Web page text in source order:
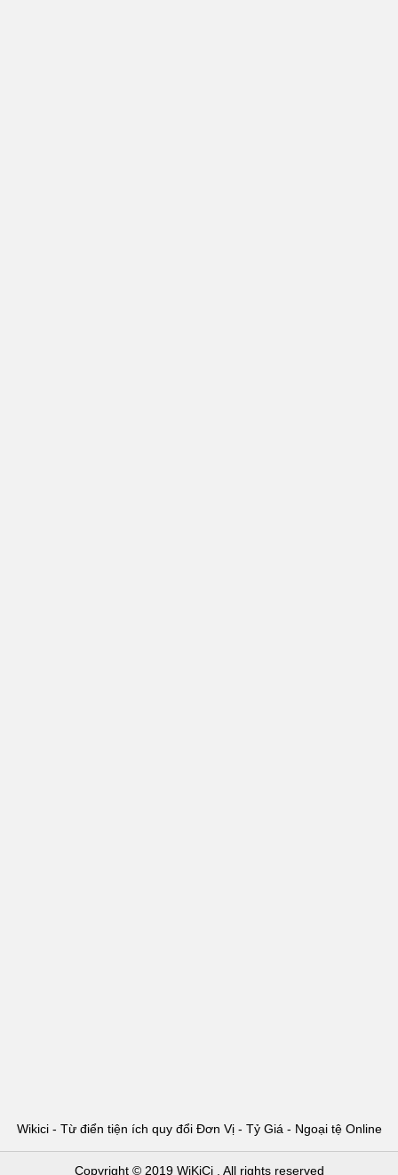
Wikici - Từ điển tiện ích quy đổi Đơn Vị - Tỷ Giá - Ngoại tệ Online
Copyright © 2019 WiKiCi . All rights reserved